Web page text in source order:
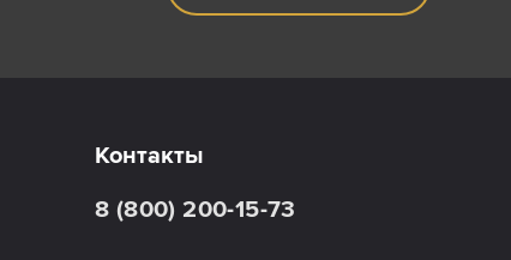
Контакты
8 (800) 200-15-73